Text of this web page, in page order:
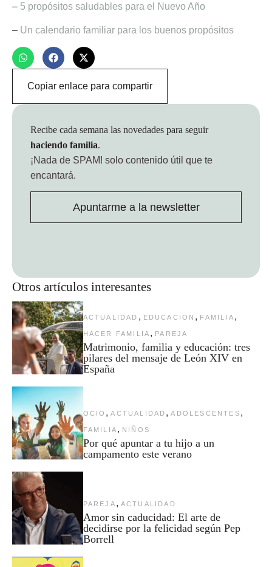
– 5 propósitos saludables para el Nuevo Año
– Un calendario familiar para los buenos propósitos
Copiar enlace para compartir
Otros artículos interesantes
ACTUALIDAD , EDUCACION , FAMILIA ,
HACER FAMILIA , PAREJA
Matrimonio, familia y educación: tres
pilares del mensaje de León XIV en
España
OCIO , ACTUALIDAD , ADOLESCENTES ,
FAMILIA , NIÑOS
Por qué apuntar a tu hijo a un
campamento este verano
PAREJA , ACTUALIDAD
Amor sin caducidad: El arte de
decidirse por la felicidad según Pep
Borrell
Recibe cada semana las novedades para seguir
haciendo familia.
¡Nada de SPAM! solo contenido útil que te
encantará.
Apuntarme a la newsletter